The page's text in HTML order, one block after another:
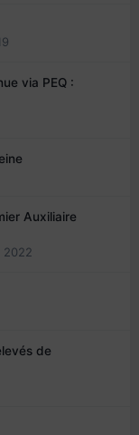
via PEQ :
Auxiliaire
2022
de